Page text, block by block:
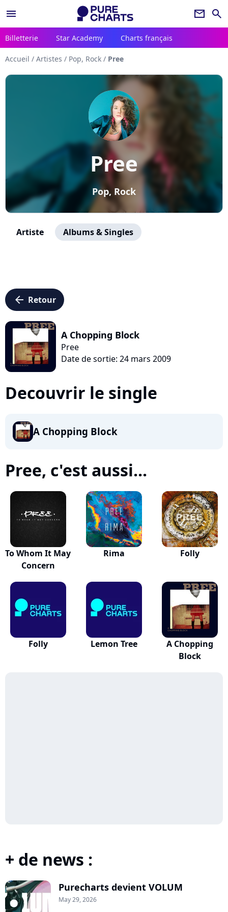
menu newsletter search
Billetterie Star Academy Charts français
Accueil / Artistes / Pop, Rock / Pree
Pree
Pop, Rock
Artiste Albums & Singles
arrow_left Retour
A Chopping Block
Pree
Date de sortie: 24 mars 2009
Decouvrir le single
A Chopping Block
Pree, c'est aussi...
To Whom It May
Concern
Rima Folly
Folly Lemon Tree
A Chopping
Block
+ de news :
Purecharts devient VOLUM
May 29, 2026